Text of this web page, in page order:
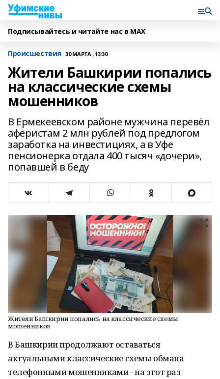
Подписывайтесь и читайте нас в MAX
Происшествия 30 МАРТА , 13:30
Жители Башкирии попались
на классические схемы
мошенников
В Ермекеевском районе мужчина перевёл
аферистам 2 млн рублей под предлогом
заработка на инвестициях, а в Уфе
пенсионерка отдала 400 тысяч «дочери»,
попавшей в беду
Жители Башкирии попались на классические схемы
мошенников
В Башкирии продолжают оставаться
актуальными классические схемы обмана
телефонными мошенниками - на этот раз